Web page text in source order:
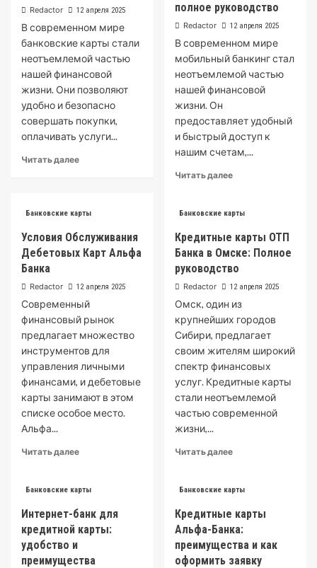
возможности
Redactor 12 апреля 2025
В современном мире
банковские карты стали
неотъемлемой частью
нашей финансовой
жизни. Они позволяют
удобно и безопасно
совершать покупки,
оплачивать услуги...
Читать далееRead
Карты
Европа
Банк:
Преимущества
полное руководство
Redactor 12 апреля 2025
В современном мире
мобильный банкинг стал
неотъемлемой частью
нашей финансовой
жизни. Он
предоставляет удобный
и быстрый доступ к
нашим счетам,...
Читать далееRead
Мобильный
Сбербанка
для
кредитной
полное
руководство
Банковские карты
Условия Обслуживания
Дебетовых Карт Альфа
Банка
Redactor 12 апреля 2025
Современный
финансовый рынок
предлагает множество
инструментов для
управления личными
финансами, и дебетовые
карты занимают в этом
списке особое место.
Альфа...
Читать далееRead
Условия
Дебетовых
Карт
Банка
Банковские карты
Кредитные карты ОТП
Банка в Омске: Полное
руководство
Redactor 12 апреля 2025
Омск, один из
крупнейших городов
Сибири, предлагает
своим жителям широкий
спектр финансовых
услуг. Кредитные карты
стали неотъемлемой
частью современной
жизни,...
Читать далееRead
Кредитные
ОТП
Банка
в
Омске:
Банковские карты
Интернет-банк для
кредитной карты:
удобство и
преимущества
Банковские карты
Кредитные карты
Альфа-Банка:
преимущества и как
оформить заявку